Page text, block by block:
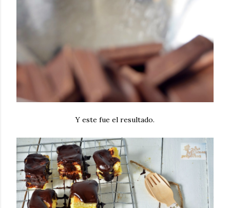
Y este fue el resultado.